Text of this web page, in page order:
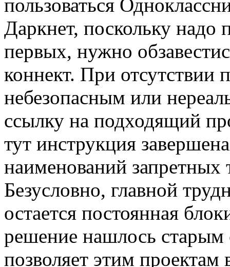
пользоваться
Даркнет, поскольку надо
первых, нужно
коннект. При отсутствии
небезопасным или
ссылку на подходящий
тут инструкция
наименований запретных
Безусловно, главной
остается постоянная
решение нашлось старым
позволяет этим проектам